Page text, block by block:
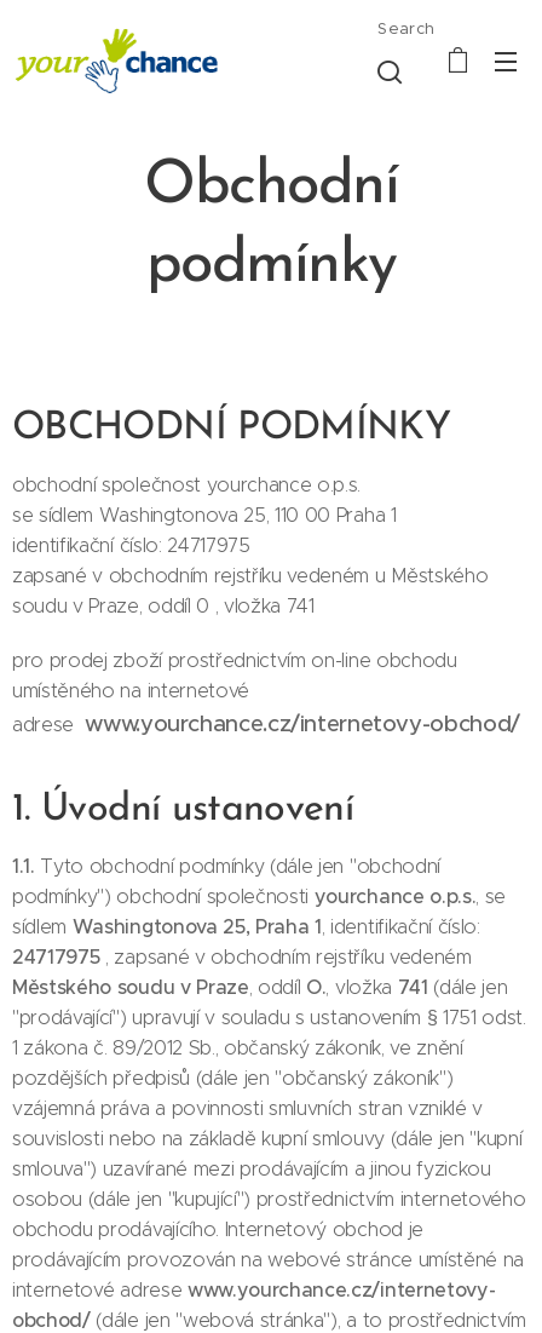
Search
Obchodní
podmínky
OBCHODNÍ PODMÍNKY
obchodní společnost yourchance o.p.s.
se sídlem Washingtonova 25, 110 00 Praha 1
identifikační číslo: 24717975
zapsané v obchodním rejstříku vedeném u Městského
soudu v Praze, oddíl 0 , vložka 741
pro prodej zboží prostřednictvím on-line obchodu
umístěného na internetové
adresewww.yourchance.cz/internetovy-obchod/
1. Úvodní ustanovení
1.1. Tyto obchodní podmínky (dále jen "obchodní
podmínky") obchodní společnosti yourchance o.p.s., se
sídlem Washingtonova 25, Praha 1, identifikační číslo:
24717975 , zapsané v obchodním rejstříku vedeném
Městského soudu v Praze, oddíl O., vložka 741 (dále jen
"prodávající") upravují v souladu s ustanovením § 1751 odst.
1 zákona č. 89/2012 Sb., občanský zákoník, ve znění
pozdějších předpisů (dále jen "občanský zákoník")
vzájemná práva a povinnosti smluvních stran vzniklé v
souvislosti nebo na základě kupní smlouvy (dále jen "kupní
smlouva") uzavírané mezi prodávajícím a jinou fyzickou
osobou (dále jen "kupující") prostřednictvím internetového
obchodu prodávajícího. Internetový obchod je
prodávajícím provozován na webové stránce umístěné na
internetové adrese www.yourchance.cz/internetovy-
obchod/(dále jen "webová stránka"), a to prostřednictvím